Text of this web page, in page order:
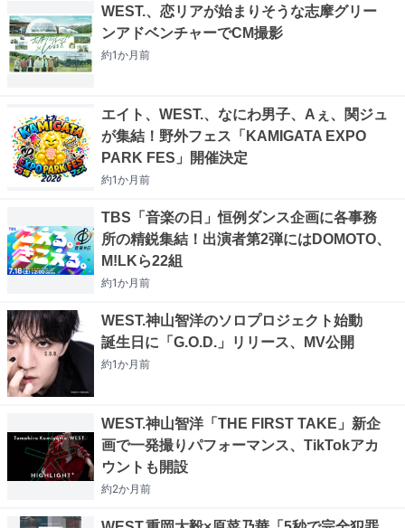
WEST.、恋リアが始まりそうな志摩グリー
ンアドベンチャーでCM撮影
約1か月前
エイト、WEST.、なにわ男子、Aぇ、関ジュ
が集結！野外フェス「KAMIGATA EXPO
PARK FES」開催決定
約1か月前
TBS「音楽の日」恒例ダンス企画に各事務
所の精鋭集結！出演者第2弾にはDOMOTO、
M!LKら22組
約1か月前
WEST.神山智洋のソロプロジェクト始動
誕生日に「G.O.D.」リリース、MV公開
約1か月前
WEST.神山智洋「THE FIRST TAKE」新企
画で一発撮りパフォーマンス、TikTokアカ
ウントも開設
約2か月前